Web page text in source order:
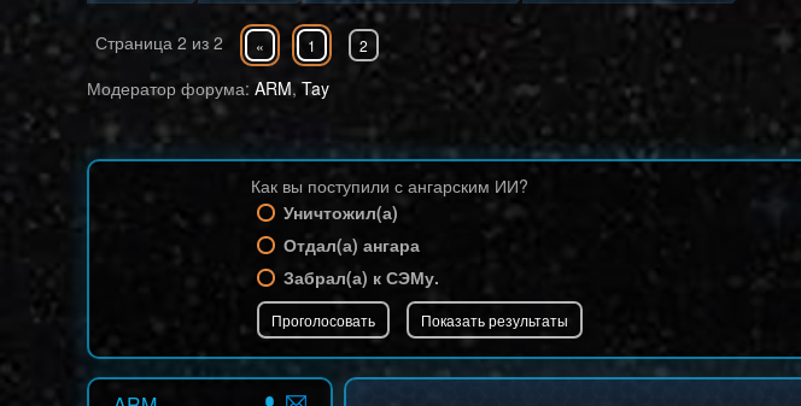
Страница 2 из 2 « 1 2
Модератор форума: ARM,Tay
Как вы поступили с ангарским ИИ?
Уничтожил(а)
Отдал(а) ангара
Забрал(а) к СЭМу.